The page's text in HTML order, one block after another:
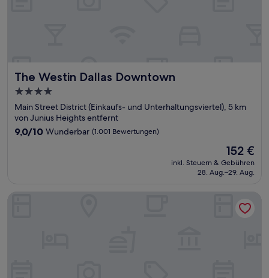
The Westin Dallas Downtown
The Westin Dallas Downtown
4.0-
Sterne-
Unterkunft
Main Street District (Einkaufs- und Unterhaltungsviertel), 5 km
von Junius Heights entfernt
9.0
9,0/10 Wunderbar (1.001 Bewertungen)
Der
Preis
beträgt
152 €
inkl. Steuern & Gebühren
28. Aug.–29. Aug.